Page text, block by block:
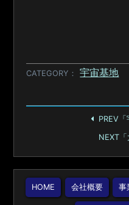
CATEGORY 宇宙基地
PREV「
NEXT「
HOME 会社概要 事